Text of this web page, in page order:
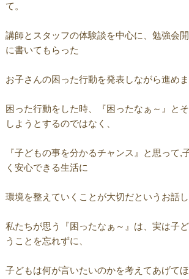
て。
講師とスタッフの体験談を中心に、勉強会
に書いてもらった
お子さんの困った行動を発表しながら進めま
困った行動をした時、『困ったなぁ～』と
しようとするのではなく、
『子どもの事を分かるチャンス』と思って,
く安心できる生活に
環境を整えていくことが大切だというお話し
私たちが思う『困ったなぁ～』は、実は子
うことを忘れずに、
子どもは何が言いたいのかを考えてあげて